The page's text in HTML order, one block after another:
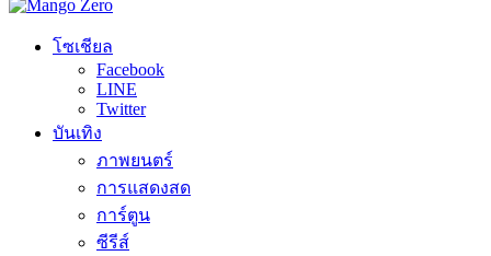
โซเชียล
Facebook
LINE
Twitter
บันเทิง
ภาพยนตร์
การแสดงสด
การ์ตูน
ซีรีส์